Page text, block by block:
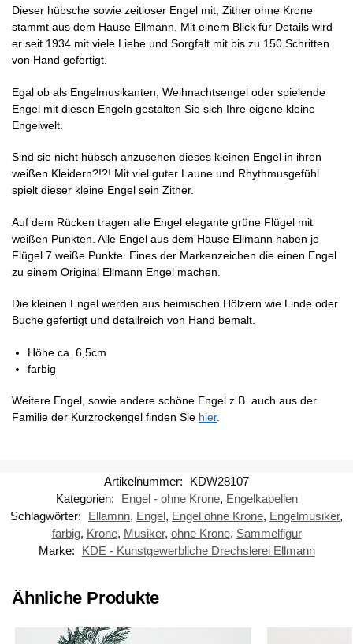
Dieser hübsche sowie zeitloser Engel mit, Zither ohne Krone
stammt aus dem Hause Ellmann. Mit einem Blick für Details wird
er seit 1934 mit viele Liebe und Sorgfalt mit bis zu 150 Schritten
von Hand gefertigt.
Egal ob als Engelmusikanten, Weihnachtsengel oder spielende
Engel mit diesen Engeln gestalten Sie sich Ihre eigene kleine
Engelwelt.
Sind sie nicht hübsch anzusehen dieses kleinen Engel in ihren
weißen Kleidern?!?! Mit viel guter Laune und Rhythmusgefühl
spielt dieser kleine Engel sein Zither.
Auf dem Rücken tragen alle Engel elegante grüne Flügel mit
weißen Punkten. Alle Engel aus dem Hause Ellmann haben je
Flügel 7 weiße Punkte. Eines der Markenzeichen die einen Engel
zu einem Original Ellmann Engel machen.
Die kleinen Engel werden aus heimischen Hölzern wie Linde oder
Buche gefertigt und detailreich von Hand bemalt.
Höhe ca. 6,5cm
farbig
Weitere Engel, sowie andere schöne Engel z.B. auch aus der
Familie der Kurzrockengel finden Sie hier.
Artikelnummer:
KDW28107
Kategorien:
Engel - ohne Krone, Engelkapellen
Schlagwörter:
Ellamnn, Engel, Engel ohne Krone, Engelmusiker,
farbig, Krone, Musiker, ohne Krone, Sammelfigur
Marke:
KDE - Kunstgewerbliche Drechslerei Ellmann
Ähnliche Produkte